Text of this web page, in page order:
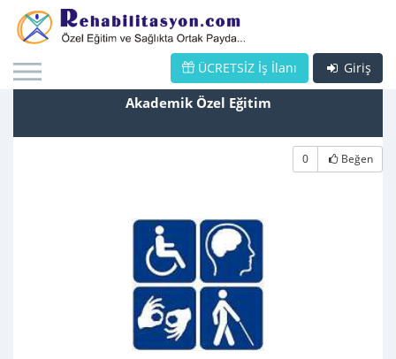
Giriş
ÜCRETSİZ İş İlanı
Akademik Özel Eğitim
0 Beğen